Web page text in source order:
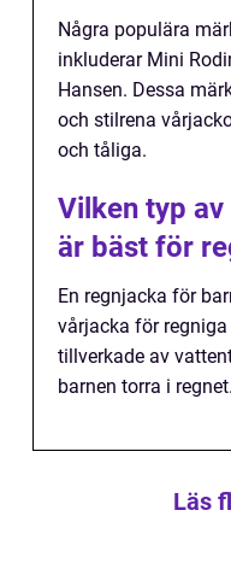
Några populära
inkluderar Mini
Hansen. Dessa
och stilrena
och tåliga.
Vilken typ
är bäst för
En regnjacka för
vårjacka för
tillverkade av
barnen torra i regnet.
Läs